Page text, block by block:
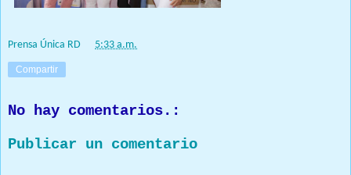
Prensa Única RD 5:33 a.m.
Compartir
No hay comentarios.:
Publicar un comentario